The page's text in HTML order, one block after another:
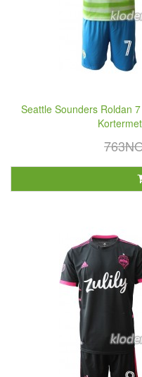
Seattle Sounders Roldan